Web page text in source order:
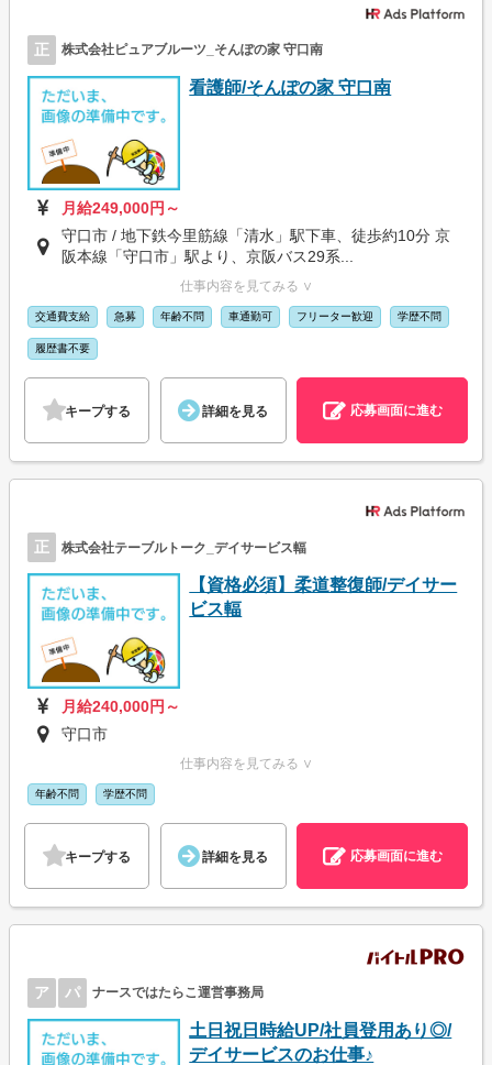
正 株式会社ピュアブルーツ_そんぽの家 守口南
看護師/そんぽの家 守口南
月給249,000円～
守口市 / 地下鉄今里筋線「清水」駅下車、徒歩約10分 京
阪本線「守口市」駅より、京阪バス29系...
仕事内容を見てみる ∨
交通費支給 急募 年齢不問 車通勤可 フリーター歓迎 学歴不問
履歴書不要
キープする 詳細を見る 応募画面に進む
正 株式会社テーブルトーク_デイサービス輻
【資格必須】柔道整復師/デイサー
ビス輻
月給240,000円～
守口市
仕事内容を見てみる ∨
年齢不問 学歴不問
キープする 詳細を見る 応募画面に進む
ア パ ナースではたらこ運営事務局
土日祝日時給UP/社員登用あり◎/
デイサービスのお仕事♪